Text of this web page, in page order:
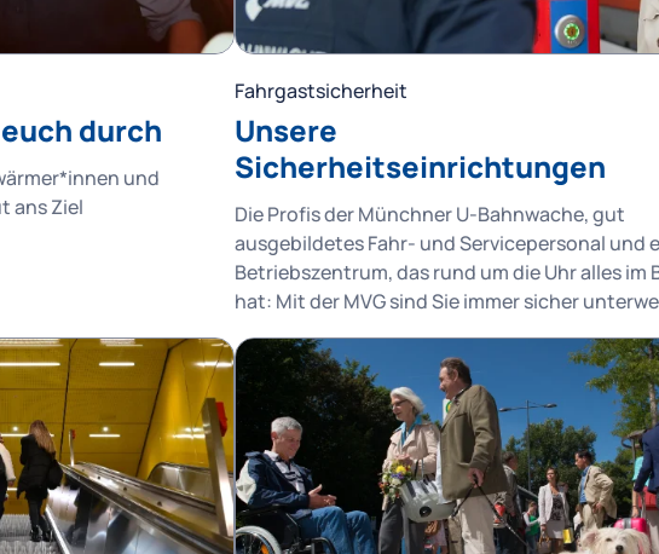
durch
und
ans Ziel
Fahrgastsicherheit
Unsere
Sicherheitseinrichtungen
Die Profis der Münchner U-Bahnwache, gut
ausgebildetes Fahr- und Servicepersonal und
Betriebszentrum, das rund um die Uhr alles im
hat: Mit der MVG sind Sie immer sicher